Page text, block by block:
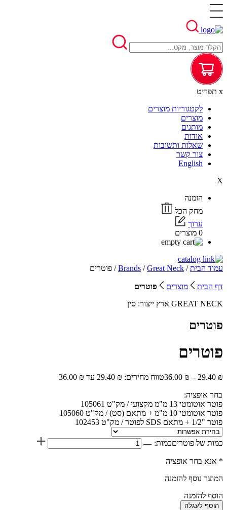
x תפריט
לקטגוריות מוצרים
מוצרים
מותגים
אודות
שאלות ותשובות
צור קשר
English
X
הזמנה
מחק הכל
ערוך
0 מוצרים
עמוד הבית/
Brands /Great Neck / פוטרים
דף הבית מוצרים
פוטרים
GREAT NECK ארץ ייצור: סין
פוטרים
פוטרים
29.40 ₪
–
36.00 ₪ טווח מחירים: ⁦29.40 ₪⁩ עד ⁦36.00 ₪⁩
בחר אופציה:
פוטר אוטומטי 13 מ"מ מקצועי / מק"ט 105061
פוטר אוטומטי 10 מ"מ + מתאם (סט) / מק"ט 105060
פוטר "1/2 + מתאם SDS לפוטר / מק"ט 102453
כמות של פוטריםכמות:
* אנא בחר אופציה
המוצר נוסף להזמנה
הוסף להזמנה
הוסף לעגלה